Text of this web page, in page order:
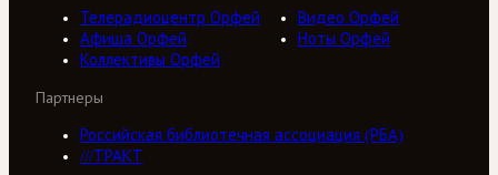
Телерадиоцентр Орфей
Видео Орфей
Афиша Орфей
Ноты Орфей
Коллективы Орфей
Партнеры
Российская библиотечная ассоциация (РБА)
///ТРАКТ